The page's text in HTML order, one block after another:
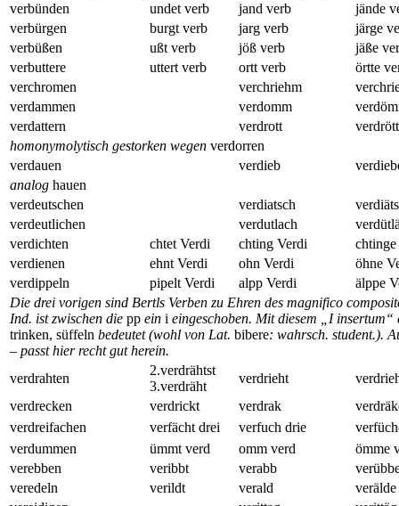
verbünden
undet verb jand verb
jände
verbürgen
burgt verb jarg verb
järge
verbüßen
ußt verb jöß verb
jäße
verbuttere
uttert verb ortt verb
örtte
verchromen
verchriehm
verdammen
verdomm
verdattern
verdrott
homonymolytisch gestorken wegen verdorren
verdauen
verdieb
analog hauen
verdeutschen
verdiatsch
verdeutlichen
verdutlach
verdichten
chtet Verdi chting Verdi
verdienen
ehnt Verdi ohn Verdi
öhne
verdippeln
pipelt Verdi alpp Verdi
älppe
Die drei vorigen sind Bertls Verben zu Ehren des magnifico
Ind. ist zwischen die pp ein i eingeschoben. Mit diesem „I
trinken, süffeln bedeutet (wohl von Lat. bibere: wahrsch. student.).
– passt hier recht gut herein.
verdrahten
2.verdrähtst
3.verdräht
verdrieht
verdrecken
verdrickt verdrak
verdreifachen
verfächt drei verfuch drie
verdummen
ümmt verd omm verd
ömme
verebben
veribbt verabb
veredeln
verildt verald
verälde